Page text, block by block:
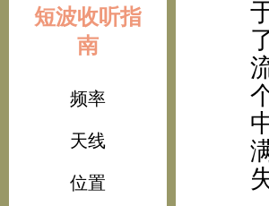
短波收听指
南
频率
天线
位置